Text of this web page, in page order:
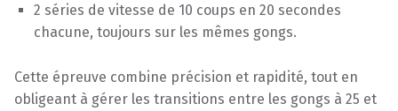
2 séries de vitesse de 10 coups en 20 secondes
chacune, toujours sur les mêmes gongs.
Cette épreuve combine précision et rapidité, tout en
obligeant à gérer les transitions entre les gongs à 25 et